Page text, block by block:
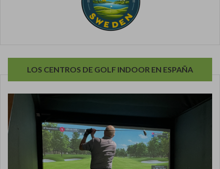
LOS CENTROS DE GOLF INDOOR EN ESPAÑA